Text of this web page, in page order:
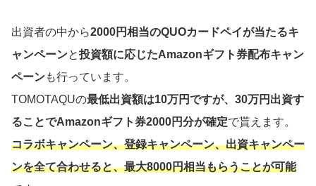
出資者の中から2000円相当のQUOカードペイが当たるキ
ャンペーンと投資額に応じたAmazonギフト券配布キャン
ペーンも行っています。
TOMOTAQUの最低出資額は10万円ですが、30万円出資す
ることでAmazonギフト券2000円分が確定で貰えます。
コラボキャンペーン、登録キャンペーン、出資キャンペー
ンを全て合わせると、最大8000円相当もらうことが可能